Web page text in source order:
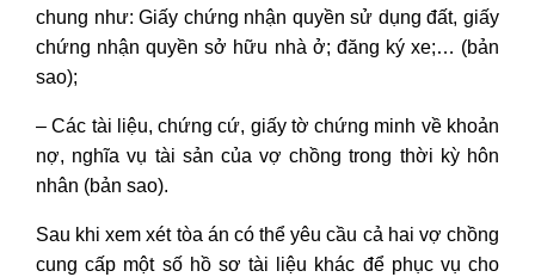
chung như: Giấy chứng nhận quyền sử dụng đất, giấy
chứng nhận quyền sở hữu nhà ở; đăng ký xe;… (bản
sao);
– Các tài liệu, chứng cứ, giấy tờ chứng minh về khoản
nợ, nghĩa vụ tài sản của vợ chồng trong thời kỳ hôn
nhân (bản sao).
Sau khi xem xét tòa án có thể yêu cầu cả hai vợ chồng
cung cấp một số hồ sơ tài liệu khác để phục vụ cho